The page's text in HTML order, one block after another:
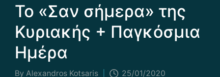
Το «Σαν σήμερα» της
Κυριακής + Παγκόσμια
Ημέρα
By Alexandros Kotsaris 25/01/2020